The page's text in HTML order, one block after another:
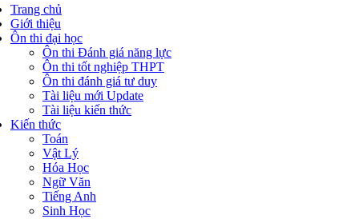
Trang chủ
Giới thiệu
Ôn thi đại học
Ôn thi Đánh giá năng lực
Ôn thi tốt nghiệp THPT
Ôn thi đánh giá tư duy
Tài liệu mới Update
Tài liệu kiến thức
Kiến thức
Toán
Vật Lý
Hóa Học
Ngữ Văn
Tiếng Anh
Sinh Học